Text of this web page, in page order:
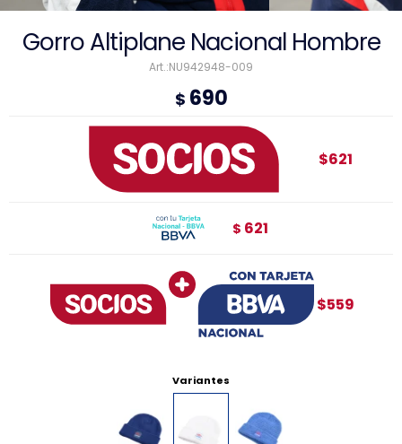
Gorro Altiplane Nacional Hombre
NU942948-009
$ 690
$559
$621
$ 621
Variantes